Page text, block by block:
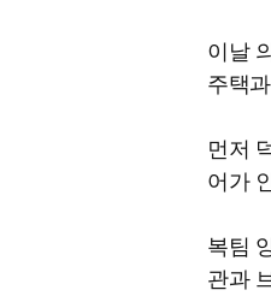
이날
주택
먼저
어가
복팀
관과